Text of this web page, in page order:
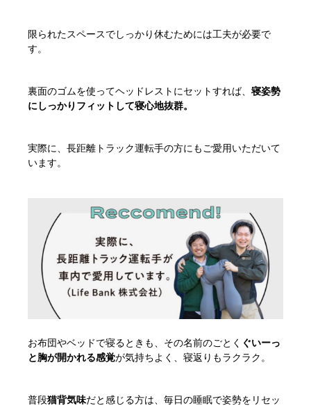
限られたスペースでしっかり休むためには工夫が必要で
す。
裏面のゴムを使ってヘッドレストにセットすれば、 寝姿勢
にしっかりフィットして寝心地抜群。
実際に、長距離トラック運転手の方にもご愛用いただいて
います。
お布団やベッドで寝るときも、その名前のごとく ぐいーっ
と胸が開かれる感覚が気持ちよく、寝返りもラクラク。
普段猫背気味だと感じる方は、毎日の睡眠で姿勢をリセッ